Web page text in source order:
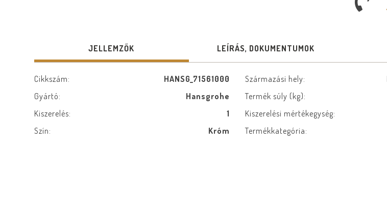
JELLEMZŐK LEÍRÁS, DOKUMENTUMOK
Cikkszám: HANSG_71561000 Származási hely:
Gyártó:
Hansgrohe Termék súly (kg):
Kiszerelés:
1 Kiszerelési mértékegység:
Szín:
Króm Termékkategória: